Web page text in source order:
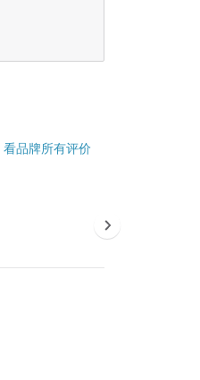
看品牌所有评价